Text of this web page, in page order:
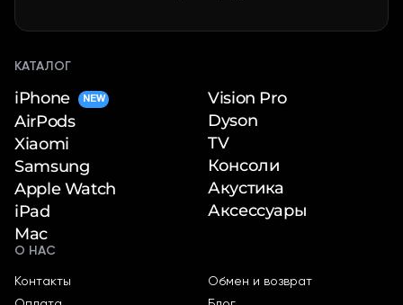
КАТАЛОГ
iPhone NEW
AirPods
Xiaomi
Samsung
Apple Watch
iPad
Mac
Vision Pro
Dyson
TV
Консоли
Акустика
Аксессуары
О НАС
Контакты
Обмен и возврат